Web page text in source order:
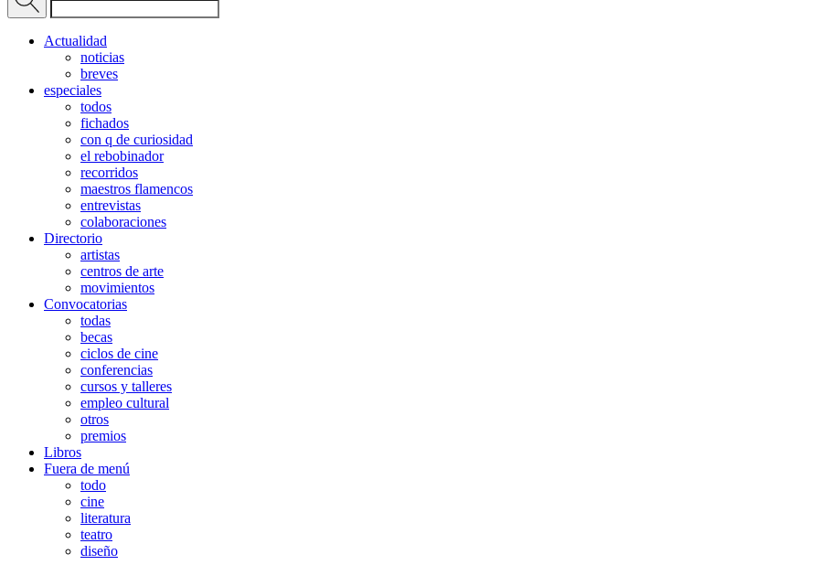
Actualidad
noticias
breves
especiales
todos
fichados
con q de curiosidad
el rebobinador
recorridos
maestros flamencos
entrevistas
colaboraciones
Directorio
artistas
centros de arte
movimientos
Convocatorias
todas
becas
ciclos de cine
conferencias
cursos y talleres
empleo cultural
otros
premios
Libros
Fuera de menú
todo
cine
literatura
teatro
diseño